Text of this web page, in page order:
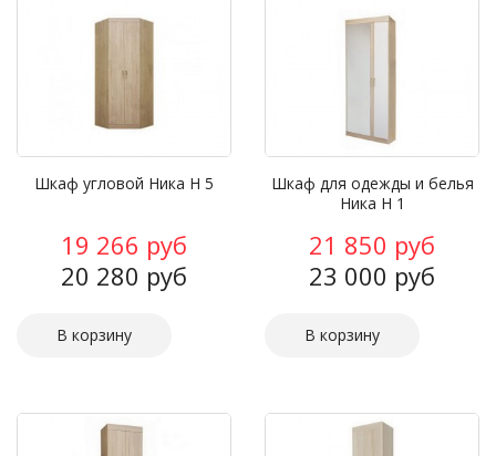
Шкаф угловой Ника Н 5
19 266 руб
20 280 руб
Шкаф для одежды и белья
Ника Н 1
21 850 руб
23 000 руб